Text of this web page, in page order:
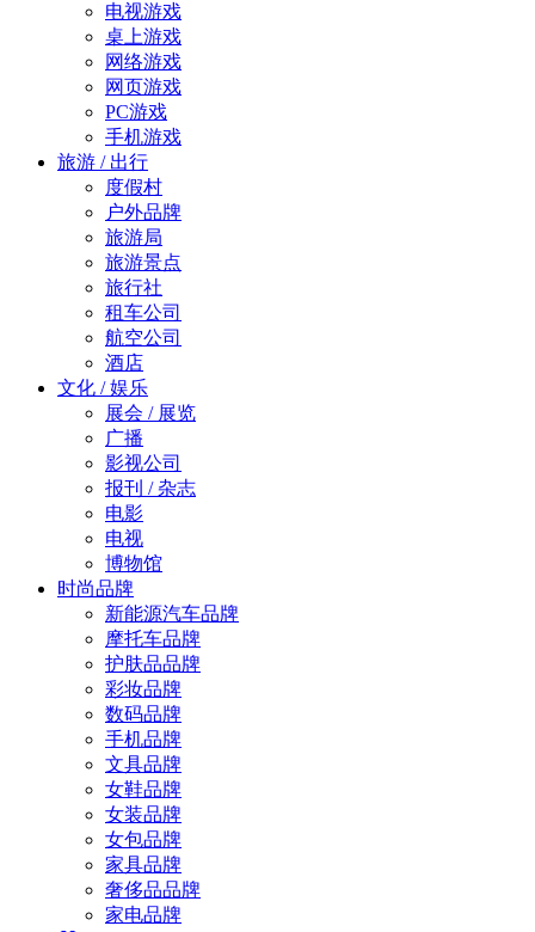
电视游戏
桌上游戏
网络游戏
网页游戏
PC游戏
手机游戏
旅游 / 出行
度假村
户外品牌
旅游局
旅游景点
旅行社
租车公司
航空公司
酒店
文化 / 娱乐
展会 / 展览
广播
影视公司
报刊 / 杂志
电影
电视
博物馆
时尚品牌
新能源汽车品牌
摩托车品牌
护肤品品牌
彩妆品牌
数码品牌
手机品牌
文具品牌
女鞋品牌
女装品牌
女包品牌
家具品牌
奢侈品品牌
家电品牌